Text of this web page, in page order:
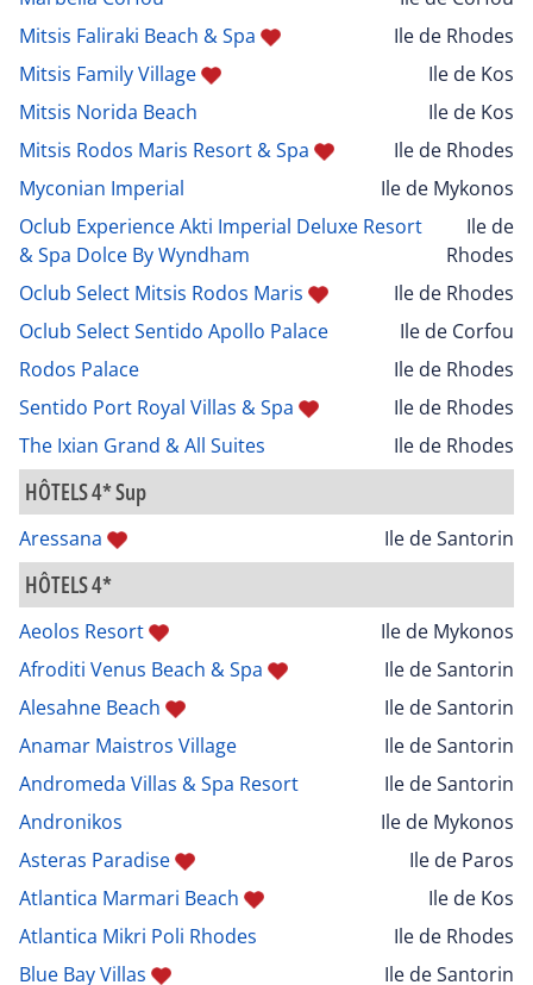
Mitsis Faliraki Beach & Spa
Ile de Rhodes
Mitsis Family Village
Ile de Kos
Mitsis Norida Beach
Ile de Kos
Mitsis Rodos Maris Resort & Spa
Ile de Rhodes
Myconian Imperial
Ile de Mykonos
Oclub Experience Akti Imperial Deluxe Resort
& Spa Dolce By Wyndham
Ile de
Rhodes
Oclub Select Mitsis Rodos Maris
Ile de Rhodes
Oclub Select Sentido Apollo Palace
Ile de Corfou
Rodos Palace
Ile de Rhodes
Sentido Port Royal Villas & Spa
Ile de Rhodes
The Ixian Grand & All Suites
Ile de Rhodes
HÔTELS 4* Sup
Aressana Ile de Santorin
HÔTELS 4*
Aeolos Resort
Ile de Mykonos
Afroditi Venus Beach & Spa
Ile de Santorin
Alesahne Beach
Ile de Santorin
Anamar Maistros Village
Ile de Santorin
Andromeda Villas & Spa Resort
Ile de Santorin
Andronikos
Ile de Mykonos
Asteras Paradise
Ile de Paros
Atlantica Marmari Beach
Ile de Kos
Atlantica Mikri Poli Rhodes
Ile de Rhodes
Blue Bay Villas
Ile de Santorin